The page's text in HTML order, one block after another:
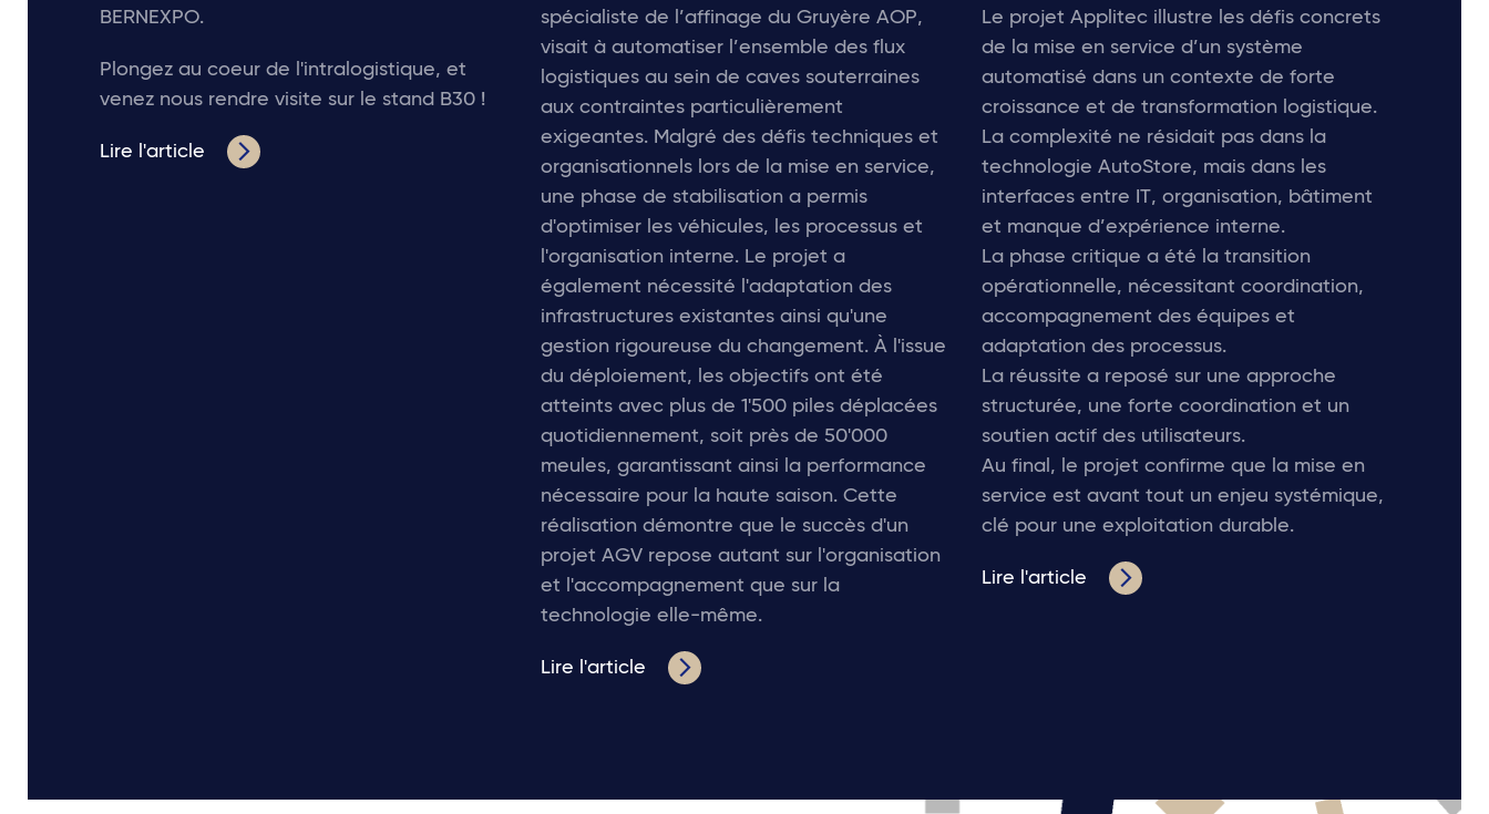
BERNEXPO.
Plongez au coeur de l'intralogistique, et
venez nous rendre visite sur le stand B30 !
Lire l'article
spécialiste de l’affinage du Gruyère AOP,
visait à automatiser l’ensemble des flux
logistiques au sein de caves souterraines
aux contraintes particulièrement
exigeantes. Malgré des défis techniques et
organisationnels lors de la mise en service,
une phase de stabilisation a permis
d'optimiser les véhicules, les processus et
l'organisation interne. Le projet a
également nécessité l'adaptation des
infrastructures existantes ainsi qu'une
gestion rigoureuse du changement. À l'issue
du déploiement, les objectifs ont été
atteints avec plus de 1'500 piles déplacées
quotidiennement, soit près de 50'000
meules, garantissant ainsi la performance
nécessaire pour la haute saison. Cette
réalisation démontre que le succès d'un
projet AGV repose autant sur l'organisation
et l'accompagnement que sur la
technologie elle-même.
Lire l'article
Le projet Applitec illustre les défis concrets
de la mise en service d’un système
automatisé dans un contexte de forte
croissance et de transformation logistique.
La complexité ne résidait pas dans la
technologie AutoStore, mais dans les
interfaces entre IT, organisation, bâtiment
et manque d’expérience interne.
La phase critique a été la transition
opérationnelle, nécessitant coordination,
accompagnement des équipes et
adaptation des processus.
La réussite a reposé sur une approche
structurée, une forte coordination et un
soutien actif des utilisateurs.
Au final, le projet confirme que la mise en
service est avant tout un enjeu systémique,
clé pour une exploitation durable.
Lire l'article